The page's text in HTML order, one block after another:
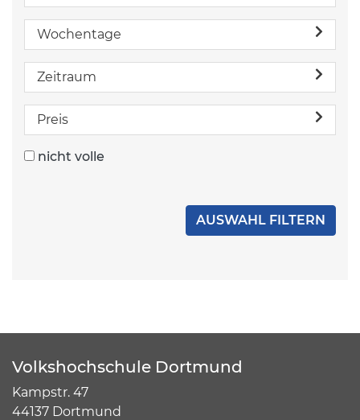
Wochentage
Zeitraum
Preis
nicht volle
Volkshochschule Dortmund
Kampstr. 47
44137 Dortmund